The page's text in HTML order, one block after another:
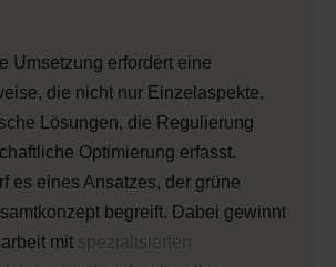
Umsetzung erfordert eine
die nicht nur Einzelaspekte,
Lösungen, die Regulierung
Optimierung erfasst.
es eines Ansatzes, der grüne
begreift. Dabei gewinnt
mit spezialisierten